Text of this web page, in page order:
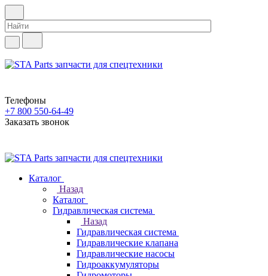
Телефоны
+7 800 550-64-49
Заказать звонок
Каталог
Назад
Каталог
Гидравлическая система
Назад
Гидравлическая система
Гидравлические клапана
Гидравлические насосы
Гидроаккумуляторы